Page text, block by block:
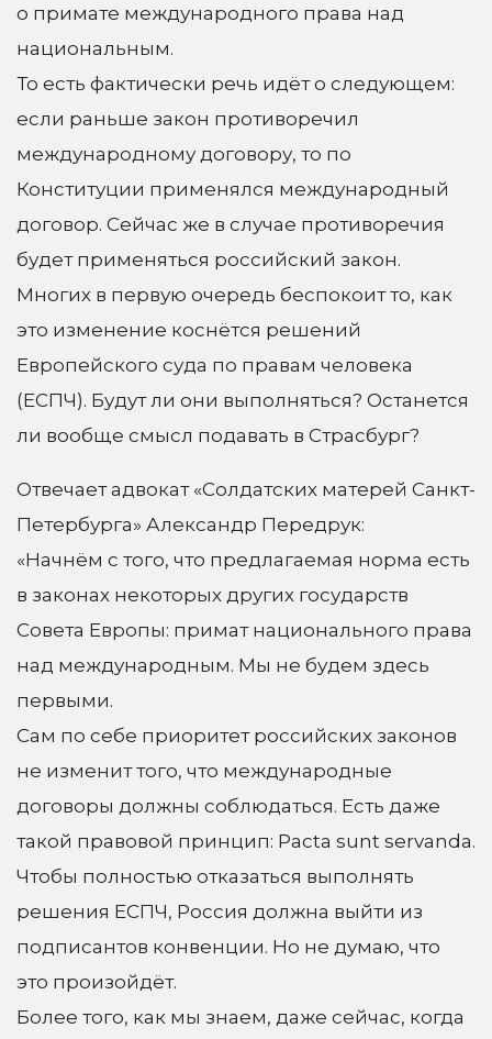
о примате международного права над
национальным.
То есть фактически речь идёт о следующем:
если раньше закон противоречил
международному договору, то по
Конституции применялся международный
договор. Сейчас же в случае противоречия
будет применяться российский закон.
Многих в первую очередь беспокоит то, как
это изменение коснётся решений
Европейского суда по правам человека
(ЕСПЧ). Будут ли они выполняться? Останется
ли вообще смысл подавать в Страсбург?
Отвечает адвокат «Солдатских матерей Санкт-
Петербурга» Александр Передрук:
«Начнём с того, что предлагаемая норма есть
в законах некоторых других государств
Совета Европы: примат национального права
над международным. Мы не будем здесь
первыми.
Сам по себе приоритет российских законов
не изменит того, что международные
договоры должны соблюдаться. Есть даже
такой правовой принцип: Pacta sunt servanda.
Чтобы полностью отказаться выполнять
решения ЕСПЧ, Россия должна выйти из
подписантов конвенции. Но не думаю, что
это произойдёт.
Более того, как мы знаем, даже сейчас, когда